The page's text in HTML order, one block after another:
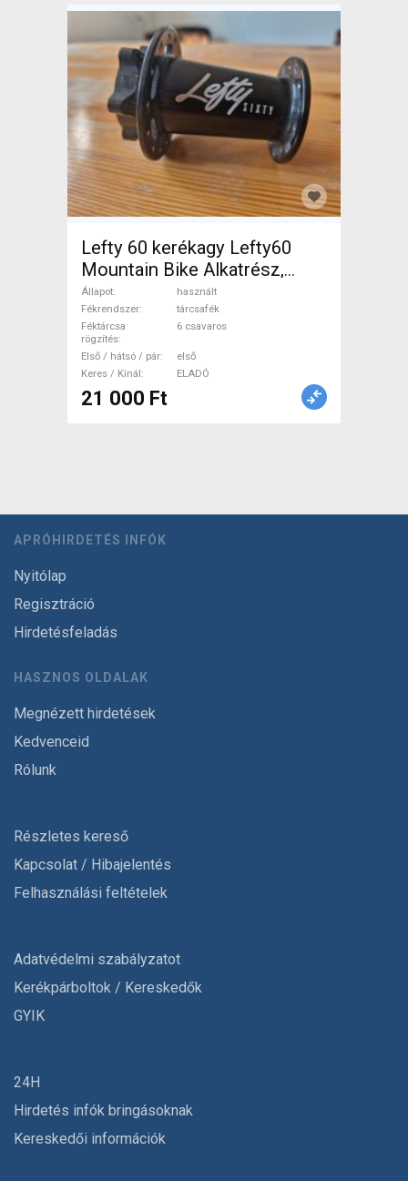
Lefty 60 kerékagy Lefty60
Mountain Bike Alkatrész,
MTB Kerék / Felni / Gumi
használt ELADÓ
Állapot
használt
Fékrendszer
tárcsafék
Féktárcsa
rögzítés
6 csavaros
Első / hátsó / pár
első
Keres / Kínál
ELADÓ
21 000 Ft
APRÓHIRDETÉS INFÓK
Nyitólap
Regisztráció
Hirdetésfeladás
HASZNOS OLDALAK
Megnézett hirdetések
Kedvenceid
Rólunk
Részletes kereső
Kapcsolat / Hibajelentés
Felhasználási feltételek
Adatvédelmi szabályzatot
Kerékpárboltok / Kereskedők
GYIK
24H
Hirdetés infók bringásoknak
Kereskedői információk